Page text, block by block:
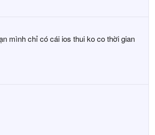
mình chỉ có cái ios thui ko co thời gian